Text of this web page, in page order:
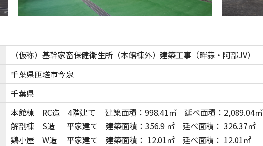
（仮称）基幹家畜保健衛生所（本館棟外）建築工事（畔蒜・阿部JV）
千葉県匝瑳市今泉
千葉県
本館棟 RC造 4階建て 建築面積：998.41㎡ 延べ面積：2,089.04㎡
解剖棟 S造 平家建て 建築面積：356.9 ㎡ 延べ面積： 326.37㎡
鶏小屋 W造 平家建て 建築面積： 12.01㎡ 延べ面積： 12.01㎡